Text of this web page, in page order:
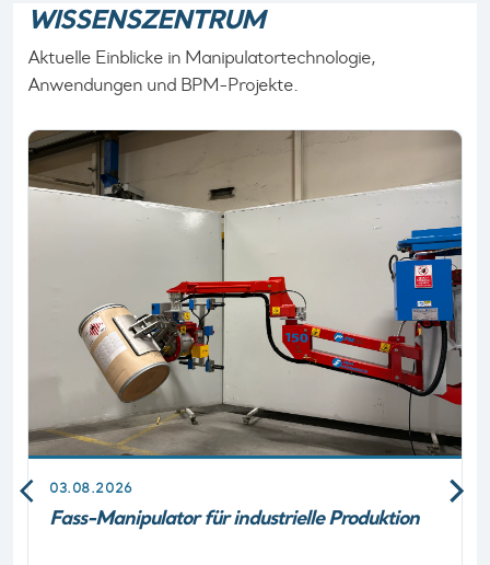
WISSENSZENTRUM
Aktuelle Einblicke in Manipulatortechnologie,
Anwendungen und BPM-Projekte.
03.08.2026
Fass-Manipulator für industrielle Produktion